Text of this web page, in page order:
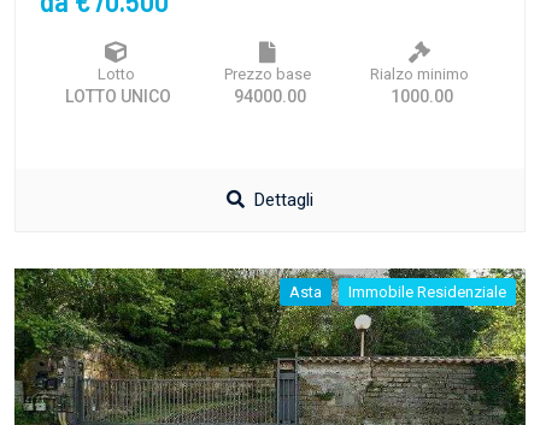
Lotto
LOTTO UNICO
Prezzo base
94000.00
Rialzo minimo
1000.00
Dettagli
Asta Immobile Residenziale